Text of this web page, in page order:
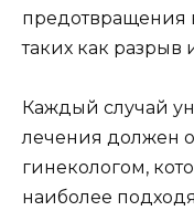
предотвращения
таких как разрыв
Каждый случай
лечения должен
гинекологом,
наиболее